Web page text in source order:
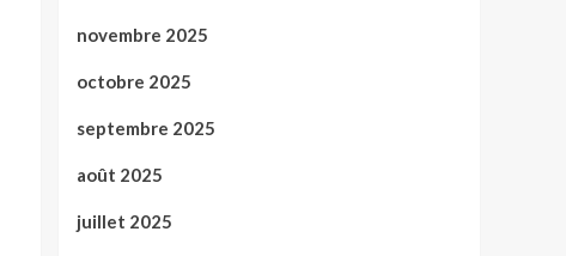
novembre 2025
octobre 2025
septembre 2025
août 2025
juillet 2025